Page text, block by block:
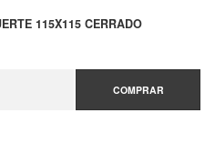
115X115 CERRADO
COMPRAR